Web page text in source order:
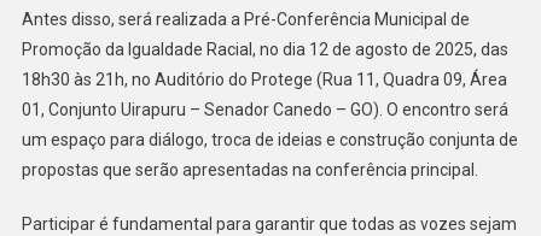
Antes disso, será realizada a Pré-Conferência Municipal de
Promoção da Igualdade Racial, no dia 12 de agosto de 2025, das
18h30 às 21h, no Auditório do Protege (Rua 11, Quadra 09, Área
01, Conjunto Uirapuru – Senador Canedo – GO). O encontro será
um espaço para diálogo, troca de ideias e construção conjunta de
propostas que serão apresentadas na conferência principal.
Participar é fundamental para garantir que todas as vozes sejam